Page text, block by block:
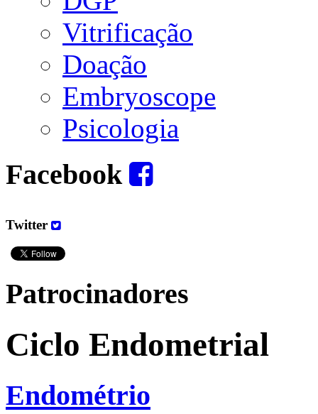
Vitrificação
Doação
Embryoscope
Psicologia
Facebook
Twitter
Patrocinadores
Ciclo Endometrial
Endométrio